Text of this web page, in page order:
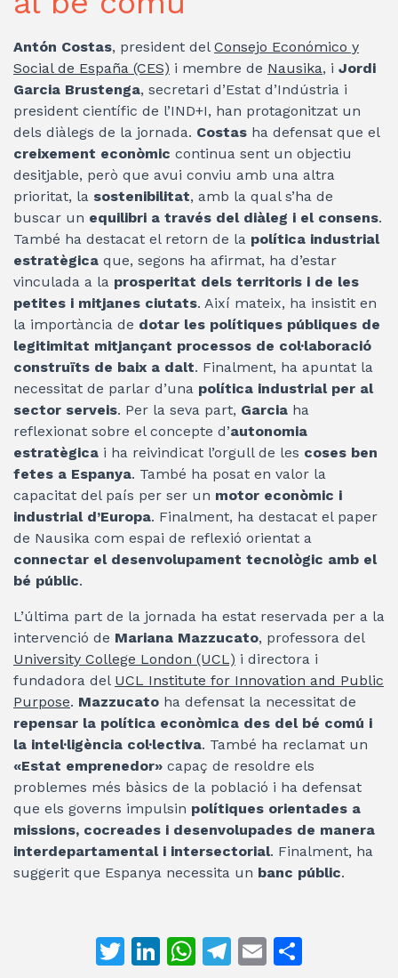
Antón Costas, president del Consejo Económico y
Social de España (CES) i membre de Nausika, i Jordi
Garcia Brustenga, secretari d’Estat d’Indústria i
president científic de l’IND+I, han protagonitzat un
dels diàlegs de la jornada. Costas ha defensat que el
creixement econòmic continua sent un objectiu
desitjable, però que avui conviu amb una altra
prioritat, la sostenibilitat, amb la qual s’ha de
buscar un equilibri a través del diàleg i el consens.
També ha destacat el retorn de la política industrial
estratègica que, segons ha afirmat, ha d’estar
vinculada a la prosperitat dels territoris i de les
petites i mitjanes ciutats. Així mateix, ha insistit en
la importància de dotar les polítiques públiques de
legitimitat mitjançant processos de col·laboració
construïts de baix a dalt. Finalment, ha apuntat la
necessitat de parlar d’una política industrial per al
sector serveis. Per la seva part, Garcia ha
reflexionat sobre el concepte d’autonomia
estratègica i ha reivindicat l’orgull de les coses ben
fetes a Espanya. També ha posat en valor la
capacitat del país per ser un motor econòmic i
industrial d’Europa. Finalment, ha destacat el paper
de Nausika com espai de reflexió orientat a
connectar el desenvolupament tecnològic amb el
bé públic.
L’última part de la jornada ha estat reservada per a la
intervenció de Mariana Mazzucato, professora del
University College London (UCL) i directora i
fundadora del UCL Institute for Innovation and Public
Purpose. Mazzucato ha defensat la necessitat de
repensar la política econòmica des del bé comú i
la intel·ligència col·lectiva. També ha reclamat un
«Estat emprenedor» capaç de resoldre els
problemes més bàsics de la població i ha defensat
que els governs impulsin polítiques orientades a
missions, cocreades i desenvolupades de manera
interdepartamental i intersectorial. Finalment, ha
suggerit que Espanya necessita un banc públic.
T
Li
W T
E